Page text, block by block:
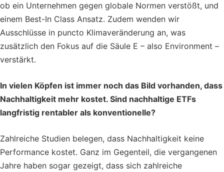
ob ein Unternehmen gegen globale Normen verstößt, und
einem Best-In Class Ansatz. Zudem wenden wir
Ausschlüsse in puncto Klimaveränderung an, was
zusätzlich den Fokus auf die Säule E – also Environment –
verstärkt.
In vielen Köpfen ist immer noch das Bild vorhanden, dass
Nachhaltigkeit mehr kostet. Sind nachhaltige ETFs
langfristig rentabler als konventionelle?
Zahlreiche Studien belegen, dass Nachhaltigkeit keine
Performance kostet. Ganz im Gegenteil, die vergangenen
Jahre haben sogar gezeigt, dass sich zahlreiche